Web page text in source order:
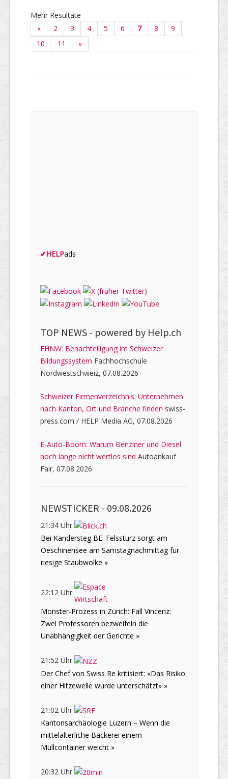
Mehr Resultate
«
2 3 4 5 6 7 8
9
10
11 »
✔HELPads
TOP NEWS - powered by Help.ch
FHNW: Benachteiligung im Schweizer
Bildungssystem Fachhochschule
Nordwestschweiz, 07.08.2026
Schweizer Firmenverzeichnis: Unternehmen
nach Kanton, Ort und Branche finden swiss-
press.com / HELP Media AG, 07.08.2026
E-Auto-Boom: Warum Benziner und Diesel
noch lange nicht wertlos sind Autoankauf
Fair, 07.08.2026
NEWSTICKER - 09.08.2026
21:34 Uhr
Bei Kandersteg BE: Felssturz sorgt am
Oeschinensee am Samstagnachmittag für
riesige Staubwolke »
22:12 Uhr
Monster-Prozess in Zürich: Fall Vincenz:
Zwei Professoren bezweifeln die
Unabhängigkeit der Gerichte »
21:52 Uhr
Der Chef von Swiss Re kritisiert: «Das Risiko
einer Hitzewelle wurde unterschätzt» »
21:02 Uhr
Kantonsarchäologie Luzern – Wenn die
mittelalterliche Bäckerei einem
Müllcontainer weicht »
20:32 Uhr